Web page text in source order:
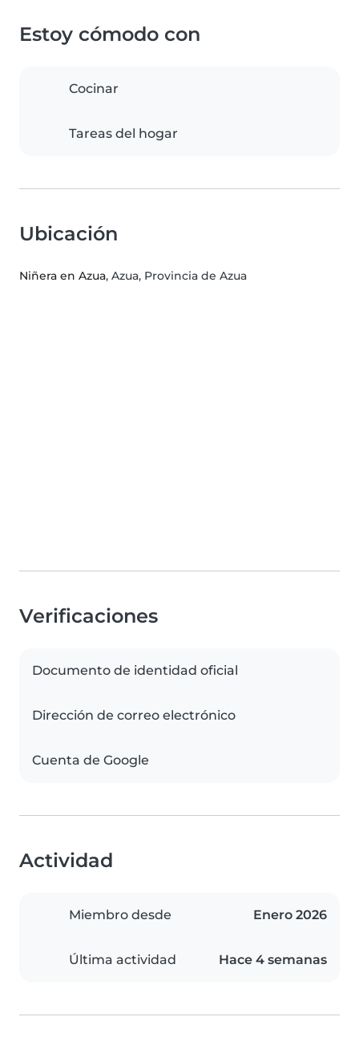
Estoy cómodo con
Cocinar
Tareas del hogar
Ubicación
Niñera en Azua, Azua, Provincia de Azua
Verificaciones
Documento de identidad oficial
Dirección de correo electrónico
Cuenta de Google
Actividad
Miembro desde Enero 2026
Última actividad Hace 4 semanas